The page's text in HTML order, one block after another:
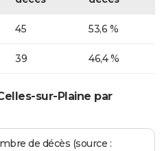
45 53,6 %
39 46,4 %
sur-Plaine par
de décès (source :